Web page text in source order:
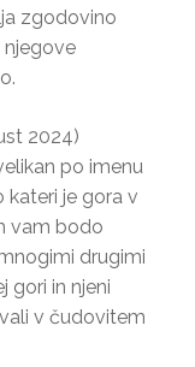
zgodovino
njegove
2024)
po imenu
kateri je gora v
vam bodo
drugimi
gori in njeni
v čudovitem